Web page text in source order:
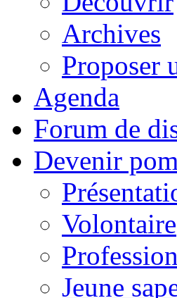
Archives
Proposer
Agenda
Forum de
Devenir
Volontaire
Jeune